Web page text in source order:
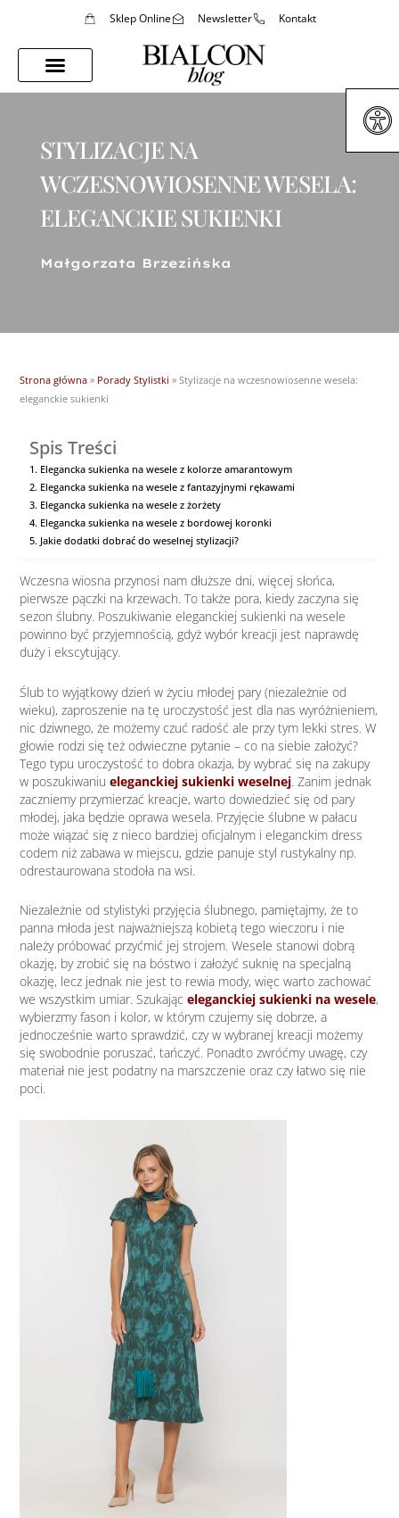
Sklep Online Newsletter Kontakt
STYLIZACJE NA
WCZESNOWIOSENNE WESELA:
ELEGANCKIE SUKIENKI
Małgorzata Brzezińska
Strona główna » Porady Stylistki »Stylizacje na wczesnowiosenne wesela:
eleganckie sukienki
Spis Treści
Elegancka sukienka na wesele z kolorze amarantowym
Elegancka sukienka na wesele z fantazyjnymi rękawami
Elegancka sukienka na wesele z żorżety
Elegancka sukienka na wesele z bordowej koronki
Jakie dodatki dobrać do weselnej stylizacji?
Wczesna wiosna przynosi nam dłuższe dni, więcej słońca,
pierwsze pączki na krzewach. To także pora, kiedy zaczyna się
sezon ślubny. Poszukiwanie eleganckiej sukienki na wesele
powinno być przyjemnością, gdyż wybór kreacji jest naprawdę
duży i ekscytujący.
Ślub to wyjątkowy dzień w życiu młodej pary (niezależnie od
wieku), zaproszenie na tę uroczystość jest dla nas wyróżnieniem,
nic dziwnego, że możemy czuć radość ale przy tym lekki stres. W
głowie rodzi się też odwieczne pytanie – co na siebie założyć?
Tego typu uroczystość to dobra okazja, by wybrać się na zakupy
w poszukiwaniueleganckiej sukienki weselnej. Zanim jednak
zaczniemy przymierzać kreacje, warto dowiedzieć się od pary
młodej, jaka będzie oprawa wesela. Przyjęcie ślubne w pałacu
może wiązać się z nieco bardziej oficjalnym i eleganckim dress
codem niż zabawa w miejscu, gdzie panuje styl rustykalny np.
odrestaurowana stodoła na wsi.
Niezależnie od stylistyki przyjęcia ślubnego, pamiętajmy, że to
panna młoda jest najważniejszą kobietą tego wieczoru i nie
należy próbować przyćmić jej strojem. Wesele stanowi dobrą
okazję, by zrobić się na bóstwo i założyć suknię na specjalną
okazję, lecz jednak nie jest to rewia mody, więc warto zachować
we wszystkim umiar. Szukająceleganckiej sukienki na wesele,
wybierzmy fason i kolor, w którym czujemy się dobrze, a
jednocześnie warto sprawdzić, czy w wybranej kreacji możemy
się swobodnie poruszać, tańczyć. Ponadto zwróćmy uwagę, czy
materiał nie jest podatny na marszczenie oraz czy łatwo się nie
poci.